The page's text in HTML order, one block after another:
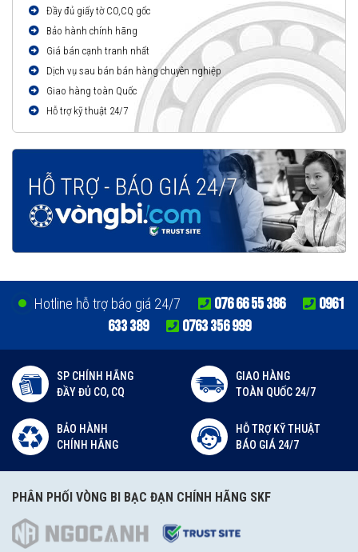
Đầy đủ giấy tờ CO,CQ gốc
Bảo hành chính hãng
Giá bán cạnh tranh nhất
Dịch vụ sau bán bán hàng chuyên nghiệp
Giao hàng toàn Quốc
Hỗ trợ kỹ thuật 24/7
Hotline hỗ trợ báo giá 24/7 076 66 55 386
0961
633 389
0763 356 999
SP CHÍNH HÃNG
ĐẦY ĐỦ CO, CQ
GIAO HÀNG
TOÀN QUỐC 24/7
BẢO HÀNH
CHÍNH HÃNG
HỖ TRỢ KỸ THUẬT
BÁO GIÁ 24/7
PHÂN PHỐI VÒNG BI BẠC ĐẠN CHÍNH HÃNG SKF